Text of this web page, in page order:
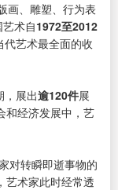
画、雕塑、行为表
术自1972至2012
艺术最全面的收
，展出逾120件展
和经济发展中，艺
对转瞬即逝事物的
艺术家此时经常透